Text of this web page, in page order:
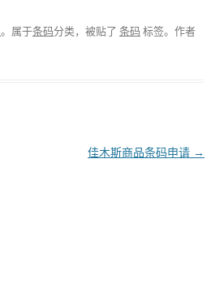
。属于条码分类，被贴了 条码 标签。 作者
佳木斯商品条码申请 →